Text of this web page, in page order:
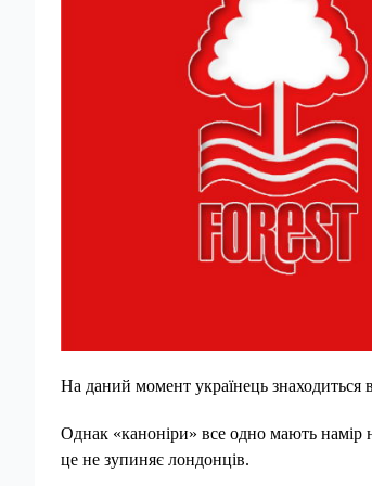
На даний момент українець знаходиться
Однак «каноніри» все одно мають намір
це не зупиняє лондонців.